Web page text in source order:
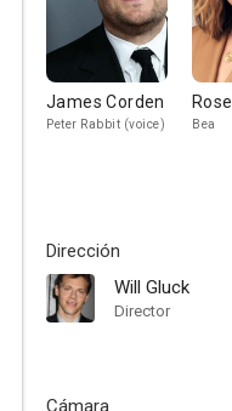
James Corden
Peter Rabbit (voice) Bea
Dirección
Will Gluck
Director
Cámara